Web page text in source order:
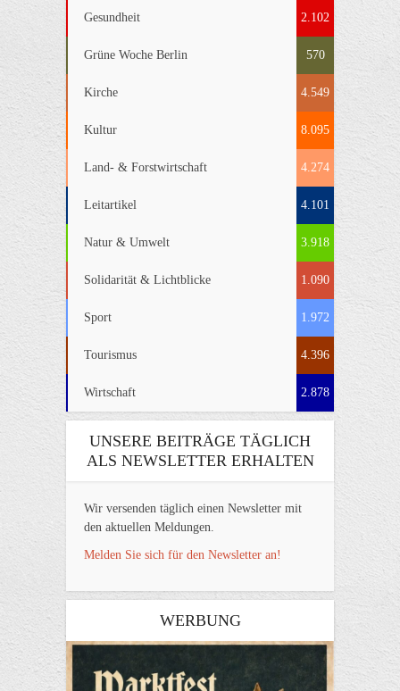
Gesundheit 2.102
Grüne Woche Berlin 570
Kirche 4.549
Kultur 8.095
Land- & Forstwirtschaft 4.274
Leitartikel 4.101
Natur & Umwelt 3.918
Solidarität & Lichtblicke 1.090
Sport 1.972
Tourismus 4.396
Wirtschaft 2.878
UNSERE BEITRÄGE TÄGLICH
ALS NEWSLETTER ERHALTEN
Wir versenden täglich einen Newsletter mit
den aktuellen Meldungen.
Melden Sie sich für den Newsletter an!
WERBUNG